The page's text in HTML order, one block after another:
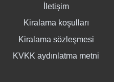
İletişim
Kiralama koşulları
Kiralama sözleşmesi
KVKK aydınlatma metni